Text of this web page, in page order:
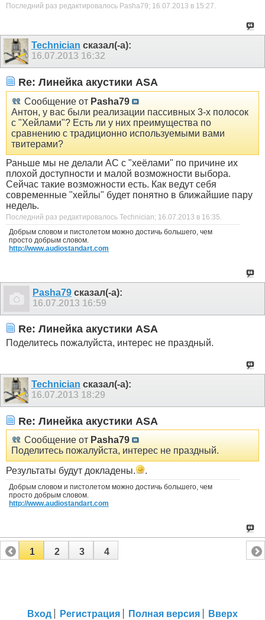
Последний раз редактировалось Pasha79; 16.07.2013 в 15:27.
Technician сказал(-а):
16.07.2013 16:32
Re: Линейка акустики ASA
Сообщение от Pasha79
Антон, у вас были реализации пассивных 3-х полосок
с "Хейлами"? Есть ли у них преимущества по
сравнению с традиционно используемыми вами
твитерами?
Раньше мы не делали АС с "хеёлами" по причине их
плохой доступности и малой возможности выбора.
Сейчас такие возможности есть. Как ведут себя
современные "хейлы" будет понятно в ближайшие пару
недель.
Последний раз редактировалось Technician; 16.07.2013 в 16:35
Добрым словом и пистолетом можно достичь большего, чем
просто добрым словом.
http://www.audiostandart.com
Pasha79 сказал(-а):
16.07.2013 16:59
Re: Линейка акустики ASA
Поделитесь пожалуйста, интерес не праздный.
Technician сказал(-а):
16.07.2013 18:29
Re: Линейка акустики ASA
Сообщение от Pasha79
Поделитесь пожалуйста, интерес не праздный.
Результаты будут докладены.
.
Добрым словом и пистолетом можно достичь большего, чем
просто добрым словом.
http://www.audiostandart.com
1 2 3 4
Вход Регистрация Полная версия Вверх